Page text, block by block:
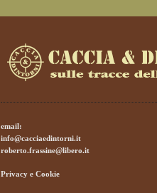
email:
info@cacciaedintorni.it
roberto.frassine@libero.it
Privacy e Cookie